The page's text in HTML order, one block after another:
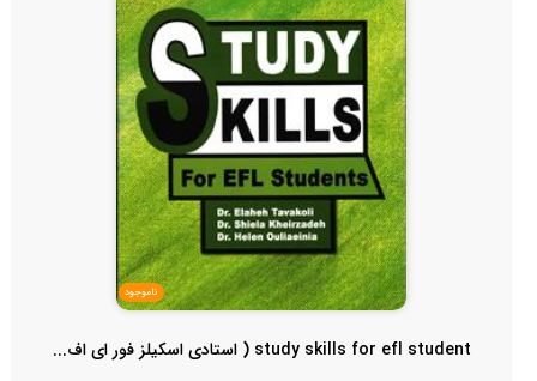
ناموجود
study skills for efl student ( استادی اسکیلز فور ای اف...